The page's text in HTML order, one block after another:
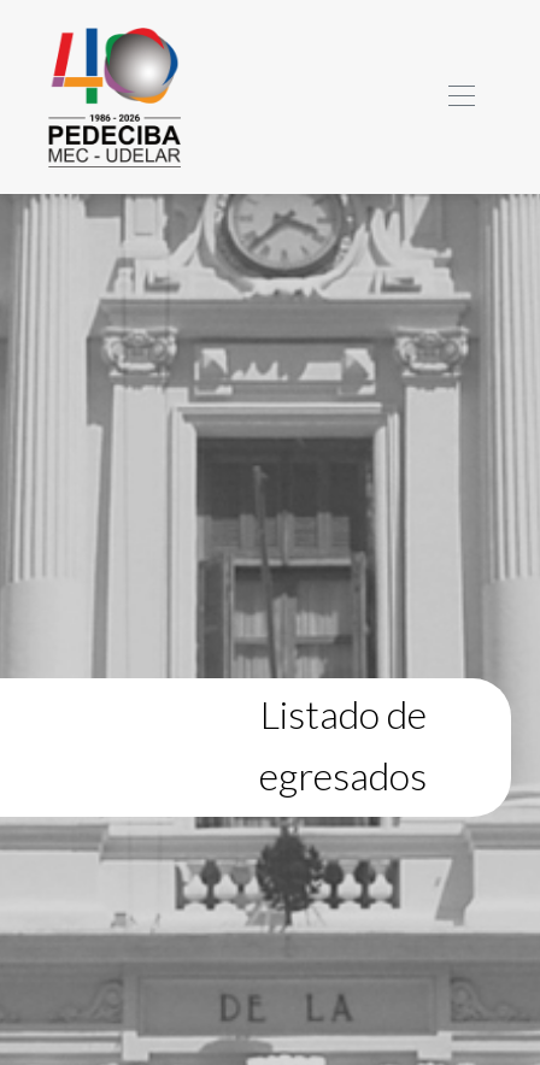
Listado de
egresados